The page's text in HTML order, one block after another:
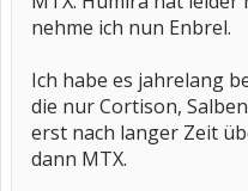
nehme ich nun Enbrel.
Ich habe es jahrelang
die nur Cortison,
erst nach langer Zeit
dann MTX.